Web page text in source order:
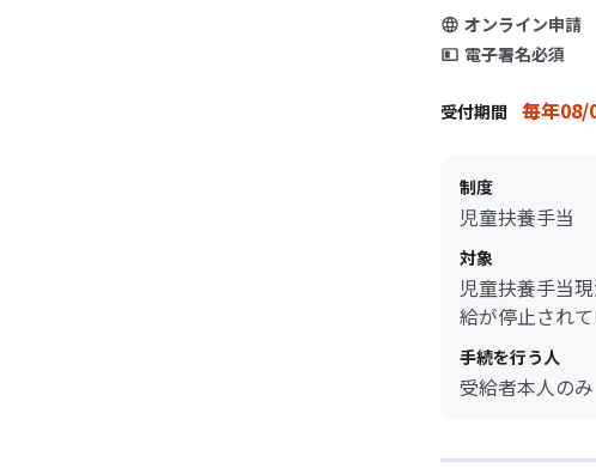
オンライン申請
電子署名必須
受付期間 毎年08/
制度
児童扶養手当
対象
児童扶養手当
給が停止されて
手続を行う人
受給者本人のみ